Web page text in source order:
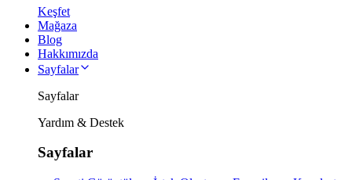
Keşfet
Mağaza
Blog
Hakkımızda
Sayfalar
Sayfalar
Yardım & Destek
Sayfalar